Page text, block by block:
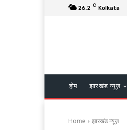
26.2 C Kolkata
होम झारखंड न्यूज़
Home झारखंड न्यूज़